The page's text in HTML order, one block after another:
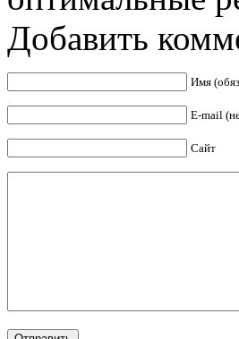
Добавить
Имя
E-mail
Сайт